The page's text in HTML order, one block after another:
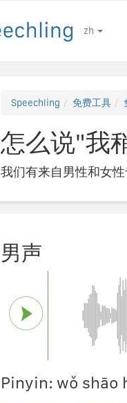
zh
Speechling 免费工具
怎么说"我
我们有来自男性和女性
男声
Pinyin: wǒ shāo